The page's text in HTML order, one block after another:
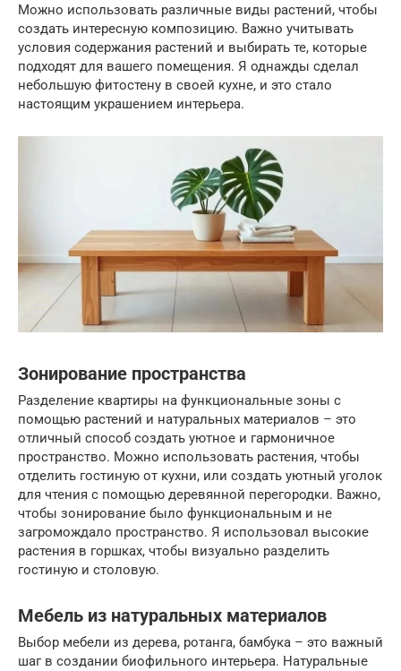
Можно использовать различные виды растений, чтобы
создать интересную композицию. Важно учитывать
условия содержания растений и выбирать те, которые
подходят для вашего помещения. Я однажды сделал
небольшую фитостену в своей кухне, и это стало
настоящим украшением интерьера.
Зонирование пространства
Разделение квартиры на функциональные зоны с
помощью растений и натуральных материалов – это
отличный способ создать уютное и гармоничное
пространство. Можно использовать растения, чтобы
отделить гостиную от кухни, или создать уютный уголок
для чтения с помощью деревянной перегородки. Важно,
чтобы зонирование было функциональным и не
загромождало пространство. Я использовал высокие
растения в горшках, чтобы визуально разделить
гостиную и столовую.
Мебель из натуральных материалов
Выбор мебели из дерева, ротанга, бамбука – это важный
шаг в создании биофильного интерьера. Натуральные